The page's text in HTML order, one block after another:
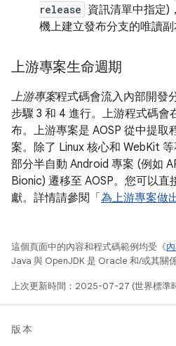
release 資訊清單中指定)
機上建立發布分支的唯讀副
上游專案生命週期
上游專案程式碼會流入內部開發
步驟 3 和 4 進行。上游程式碼會
布。上游專案是 AOSP 從中提取
案。除了 Linux 核心和 WebKit
部分半自動 Android 專案 (例如
Bionic) 遷移至 AOSP。您可以
獻。詳情請參閱「為上游專案做
這個頁面中的內容和程式碼範例均受《
Java 與 OpenJDK 是 Oracle 和/或其關
上次更新時間：2025-07-27 (世界標準
版本